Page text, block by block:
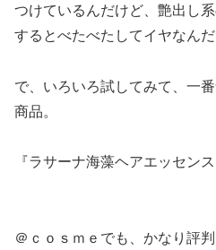
つけているんだけど、艶出し
するとべたべたしてイヤなんだ
で、いろいろ試してみて、一
商品。
『ラサーナ海藻ヘアエッセン
＠ｃｏｓｍｅでも、かなり評判